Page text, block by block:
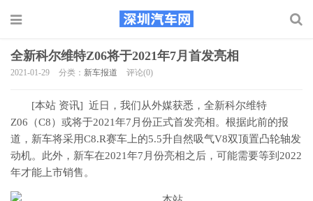
全新科尔维特Z06将于2021年7月首发亮相
2021-01-29 分类： 新车报道 评论(0)
[本站 资讯] 近日，我们从外媒获悉，全新科尔维特
Z06（C8）或将于2021年7月份正式首发亮相。根据此前的报
道，新车将采用C8.R赛车上的5.5升自然吸气V8双顶置凸轮轴发
动机。此外，新车在2021年7月份亮相之后，可能需要等到2022
年才能上市销售。